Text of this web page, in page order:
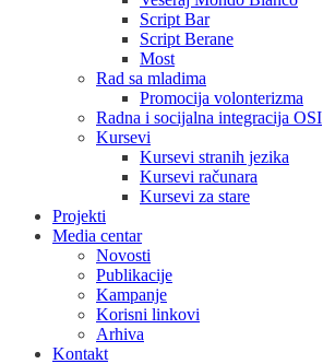
Script Bar
Script Berane
Most
Rad sa mladima
Promocija volonterizma
Radna i socijalna integracija OSI
Kursevi
Kursevi stranih jezika
Kursevi računara
Kursevi za stare
Projekti
Media centar
Novosti
Publikacije
Kampanje
Korisni linkovi
Arhiva
Kontakt